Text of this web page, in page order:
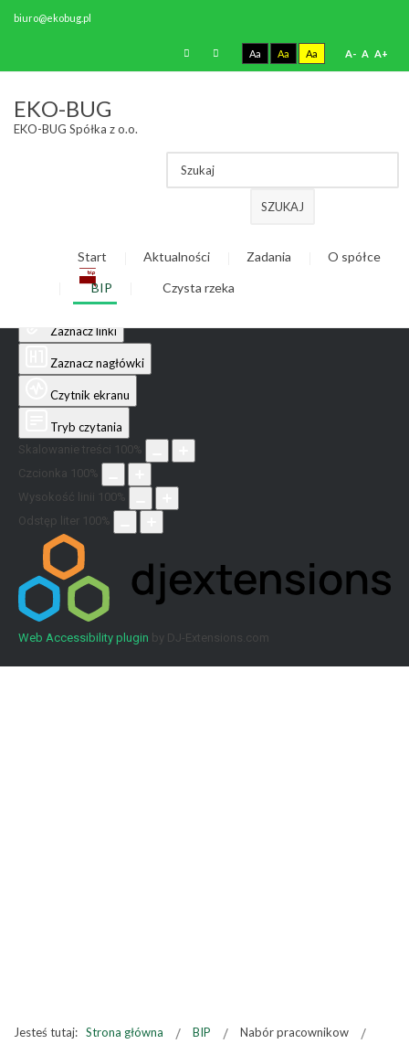
Odwróć kolory
Niskie nasycenie
Wysokie nasycenie
Zaznacz linki
Zaznacz nagłówki
Czytnik ekranu
Tryb czytania
Skalowanie treści 100%
Czcionka 100%
Wysokość linii 100%
Odstęp liter 100%
Web Accessibility plugin by DJ-Extensions.com
biuro@ekobug.pl
Aa Aa Aa A- A A+
EKO-BUG
EKO-BUG Spółka z o.o.
SZUKAJ
Start Aktualności Zadania O spółce
BIP Czysta rzeka
Jesteś tutaj: Strona główna BIP
Nabór pracownikow